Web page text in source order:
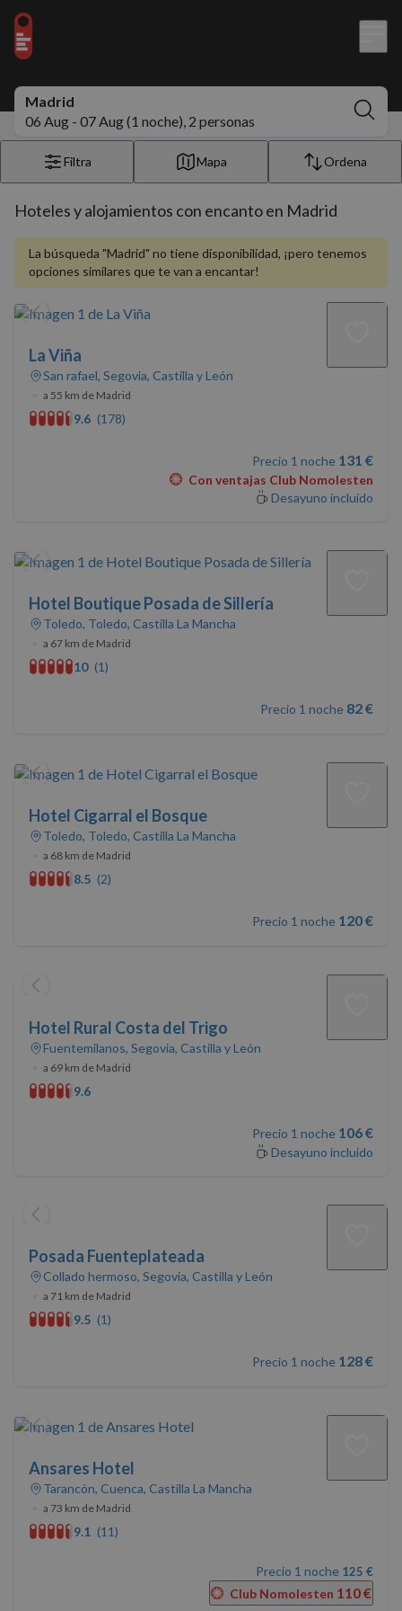
Madrid
06 Aug - 07 Aug (1 noche), 2 personas
Filtra Mapa Ordena
Hoteles y alojamientos con encanto en Madrid
La búsqueda "Madrid" no tiene disponibilidad, ¡pero tenemos
opciones similares que te van a encantar!
La Viña
San rafael, Segovia, Castilla y León
a 55 km de Madrid
9.6 (178)
Precio 1 noche 131 €
Con ventajas Club Nomolesten
Desayuno incluido
Hotel Boutique Posada de Sillería
Toledo, Toledo, Castilla La Mancha
a 67 km de Madrid
10 (1)
Precio 1 noche 82 €
Hotel Cigarral el Bosque
Toledo, Toledo, Castilla La Mancha
a 68 km de Madrid
8.5 (2)
Precio 1 noche 120 €
Hotel Rural Costa del Trigo
Fuentemilanos, Segovia, Castilla y León
a 69 km de Madrid
9.6
Precio 1 noche 106 €
Desayuno incluido
Posada Fuenteplateada
Collado hermoso, Segovia, Castilla y León
a 71 km de Madrid
9.5 (1)
Precio 1 noche 128 €
Ansares Hotel
Tarancón, Cuenca, Castilla La Mancha
a 73 km de Madrid
9.1 (11)
Precio 1 noche 125 €
Club Nomolesten 110 €